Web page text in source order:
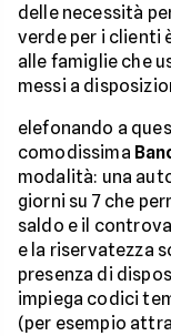
delle necessità
verde per i clienti
alle famiglie che
messi a
elefonando a
comodissima
modalità: una
giorni su 7 che
saldo e il
e la riservatezza
presenza di
impiega codici
(per esempio